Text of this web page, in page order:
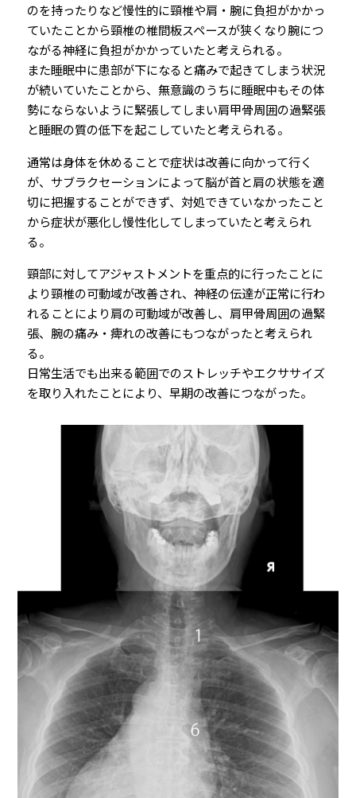
のを持ったりなど慢性的に頸椎や肩・腕に負担がかかっ
ていたことから頸椎の椎間板スペースが狭くなり腕につ
ながる神経に負担がかかっていたと考えられる。
また睡眠中に患部が下になると痛みで起きてしまう状況
が続いていたことから、無意識のうちに睡眠中もその体
勢にならないように緊張してしまい肩甲骨周囲の過緊張
と睡眠の質の低下を起こしていたと考えられる。
通常は身体を休めることで症状は改善に向かって行く
が、サブラクセーションによって脳が首と肩の状態を適
切に把握することができず、対処できていなかったこと
から症状が悪化し慢性化してしまっていたと考えられ
る。
頸部に対してアジャストメントを重点的に行ったことに
より頸椎の可動域が改善され、神経の伝達が正常に行わ
れることにより肩の可動域が改善し、肩甲骨周囲の過緊
張、腕の痛み・痺れの改善にもつながったと考えられ
る。
日常生活でも出来る範囲でのストレッチやエクササイズ
を取り入れたことにより、早期の改善につながった。